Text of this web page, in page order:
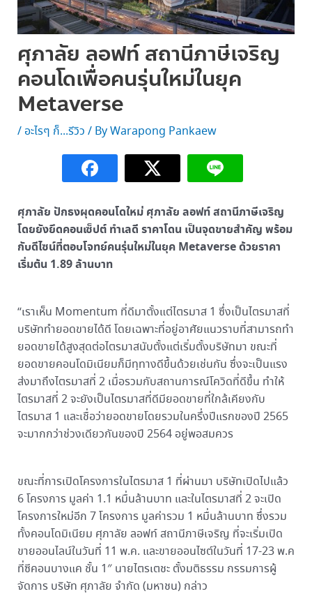
ศุภาลัย ลอฟท์ สถานีภาษีเจริญ
คอนโดเพื่อคนรุ่นใหม่ในยุค
Metaverse
/ อะไรๆ ก็...รีวิว / ByWarapong Pankaew
ศุภาลัย ปักธงผุดคอนโดใหม่ ศุภาลัย ลอฟท์ สถานีภาษีเจริญ
โดยยังยึดคอนเซ็ปต์ ทำเลดี ราคาโดน เป็นจุดขายสำคัญ พร้อม
กับดีไซน์ที่ตอบโจทย์คนรุ่นใหม่ในยุค Metaverse ด้วยราคา
เริ่มต้น 1.89 ล้านบาท
“เราเห็น Momentum ที่ดีมาตั้งแต่ไตรมาส 1 ซึ่งเป็นไตรมาสที่
บริษัททำยอดขายได้ดี โดยเฉพาะที่อยู่อาศัยแนวราบที่สามารถทำ
ยอดขายได้สูงสุดต่อไตรมาสนับตั้งแต่เริ่มตั้งบริษัทมา ขณะที่
ยอดขายคอนโดมิเนียมก็มีทฺทางดีขึ้นด้วยเช่นกัน ซึ่งจะเป็นแรง
ส่งมาถึงไตรมาสที่ 2 เมื่อรวมกับสถานการณ์โควิดที่ดีขึ้น ทำให้
ไตรมาสที่ 2 จะยังเป็นไตรมาสที่ดีมียอดขายที่ใกล้เคียงกับ
ไตรมาส 1 และเชื่อว่ายอดขายโดยรวมในครึ่งปีแรกของปี 2565
จะมากกว่าช่วงเดียวกันของปี 2564 อยู่พอสมควร
ขณะที่การเปิดโครงการในไตรมาส 1 ที่ผ่านมา บริษัทเปิดไปแล้ว
6 โครงการ มูลค่า 1.1 หมื่นล้านบาท และในไตรมาสที่ 2 จะเปิด
โครงการใหม่อีก 7 โครงการ มูลค่ารวม 1 หมื่นล้านบาท ซึ่งรวม
ทั้งคอนโดมิเนียม ศุภาลัย ลอฟท์ สถานีภาษีเจริญ ที่จะเริ่มเปิด
ขายออนไลน์ในวันที่ 11 พ.ค. และขายออนไซต์ในวันที่ 17-23 พ.ค
ที่ซีคอนบางแค ชั้น 1″ นายไตรเตชะ ตั้งมติธรรม กรรมการผู้
จัดการ บริษัท ศุภาลัย จำกัด (มหาชน) กล่าว